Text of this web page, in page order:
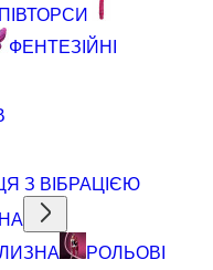
ФЕНТЕЗІЙНІ
З ВІБРАЦІЄЮ
РОЛЬОВІ